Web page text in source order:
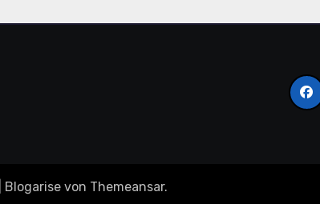
Blogarisevon Themeansar.